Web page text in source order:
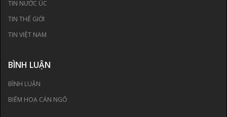
TIN NƯỚC ÚC
TIN THẾ GIỚI
TIN VIỆT NAM
BÌNH LUẬN
BÌNH LUẬN
BIẾM HOẠ CÁN NGỐ